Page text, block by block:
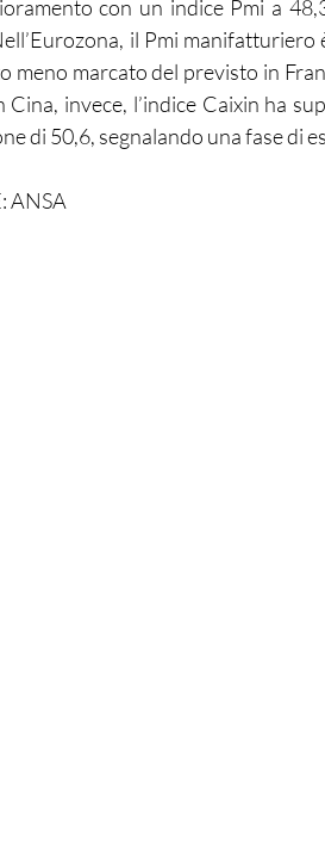
con un indice Pmi a
il Pmi
meno marcato del previsto in
Cina, invece, l’indice Caixin ha
di 50,6, segnalando una fase di
ANSA